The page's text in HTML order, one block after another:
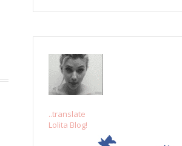
..translate
Lolita Blog!